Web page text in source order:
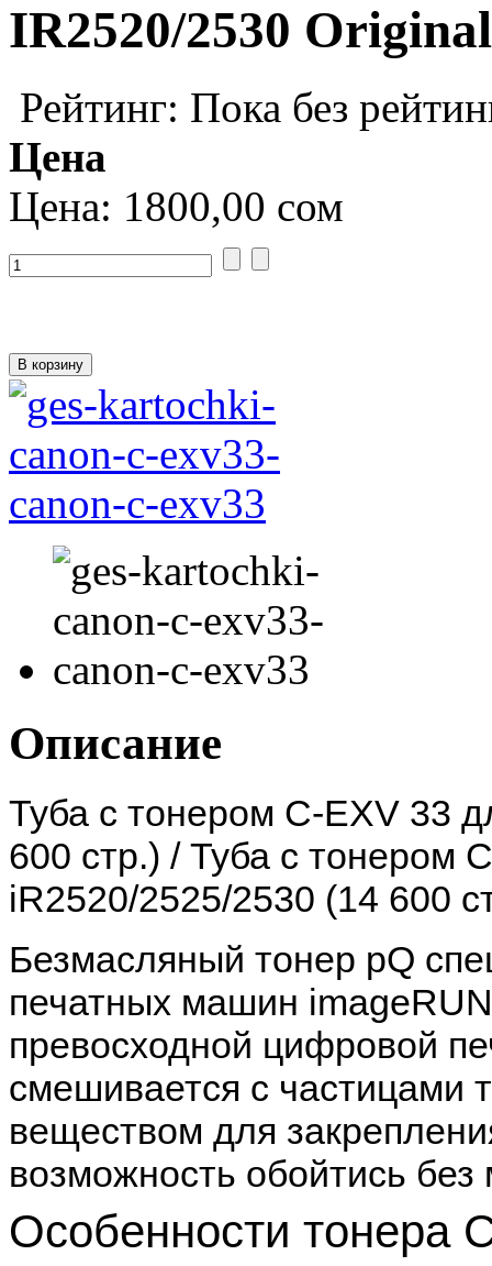
IR2520/2530
Рейтинг: Пока без
Цена
Цена: 1800,00 сом
Описание
Туба с тонером C-EXV 33
600 стр.) / Туба с тонером
iR2520/2525/2530 (14 600
Безмасляный тонер pQ
печатных машин
превосходной цифровой
смешивается с
веществом для
возможность обойтись без
Особенности тонера